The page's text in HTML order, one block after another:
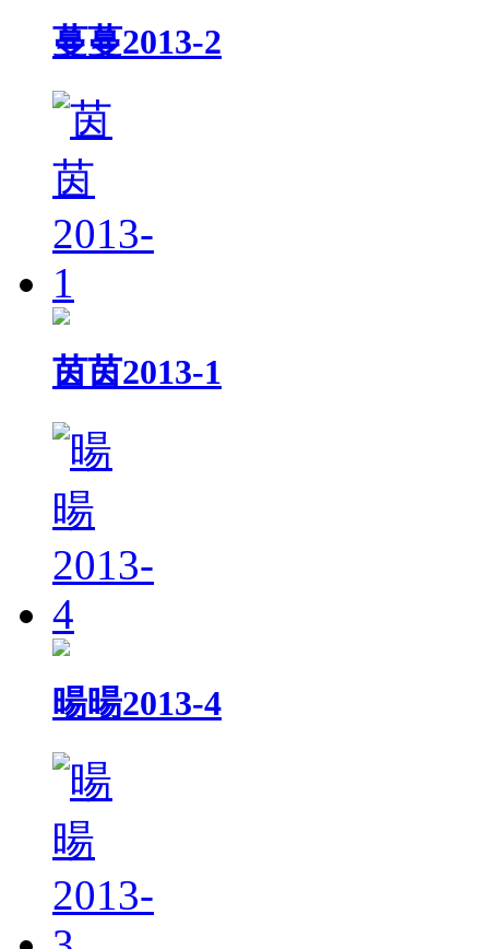
蔓蔓2013-2
茵茵2013-1
暘暘2013-4